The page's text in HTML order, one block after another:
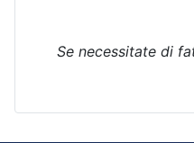
Se necessitate di